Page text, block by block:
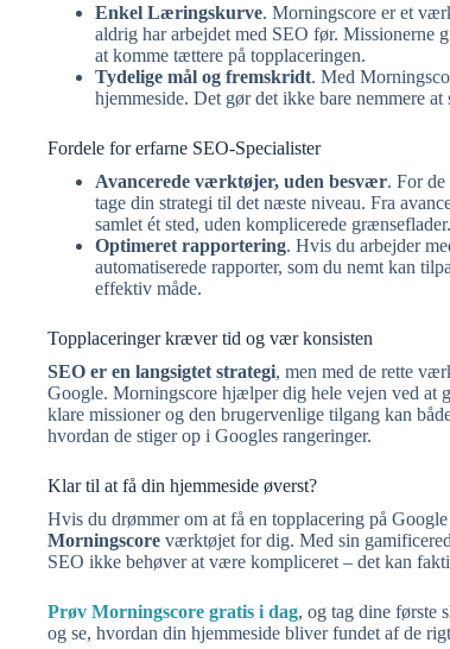
Enkel Læringskurve. Morningscore er et
aldrig har arbejdet med SEO før. Missionerne
at komme tættere på topplaceringen.
Tydelige mål og fremskridt. Med
hjemmeside. Det gør det ikke bare nemmere at
Fordele for erfarne SEO-Specialister
Avancerede værktøjer, uden besvær. For
tage din strategi til det næste niveau. Fra
samlet ét sted, uden komplicerede grænseflader.
Optimeret rapportering. Hvis du arbejder
automatiserede rapporter, som du nemt kan
effektiv måde.
Topplaceringer kræver tid og vær konsisten
SEO er en langsigtet strategi, men med de rette
Google. Morningscore hjælper dig hele vejen ved at
klare missioner og den brugervenlige tilgang kan
hvordan de stiger op i Googles rangeringer.
Klar til at få din hjemmeside øverst?
Hvis du drømmer om at få en topplacering på
Morningscore værktøjet for dig. Med sin
SEO ikke behøver at være kompliceret – det kan
Prøv Morningscore gratis i dag, og tag dine første
og se, hvordan din hjemmeside bliver fundet af de